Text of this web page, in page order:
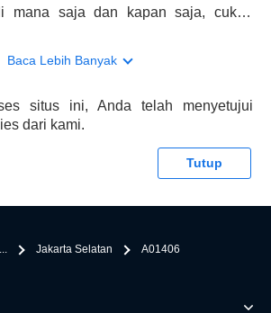
mana saja dan kapan saja, cukup
KPR, maka ada layanan live chat
yang berlipat, persyaratan
juga sangat mudah, kamu bisa cek
disini BCA hanya sebagai pihak
terhadap informasi yang rekanan
Baca Lebih Banyak
situs ini, Anda telah menyetujui
dari kami.
Tutup
... Jakarta Selatan A01406